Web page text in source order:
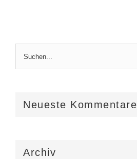
nach:
Neueste Kommentare
Archiv